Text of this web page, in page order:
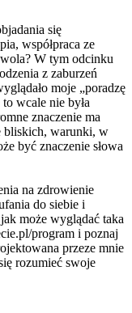
się
współpraca ze
W tym odcinku
z zaburzeń
moje „poradzę
wcale nie była
znaczenie ma
bliskich, warunki, w
być znaczenie słowa
na zdrowienie
do siebie i
może wyglądać taka
program i poznaj
przeze mnie
rozumieć swoje